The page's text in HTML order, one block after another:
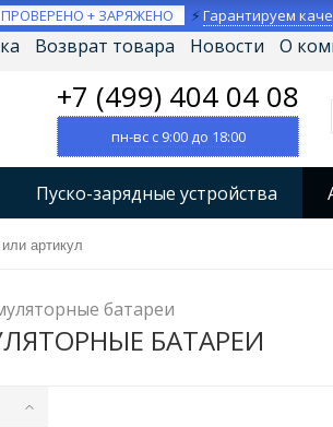
ПРОВЕРЕНО + ЗАРЯЖЕНО ⚡Гарантируем
Возврат товара Новости О
+7 (499) 404 04 08
пн-вс с 9:00 до 18:00
Пуско-зарядные устройства
устройства
питания (ИБП)
батареи
БАТАРЕИ